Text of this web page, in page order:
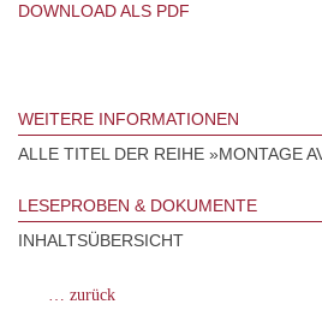
DOWNLOAD ALS PDF
WEITERE INFORMATIONEN
ALLE TITEL DER REIHE »MONTAGE
LESEPROBEN & DOKUMENTE
INHALTSÜBERSICHT
… zurück